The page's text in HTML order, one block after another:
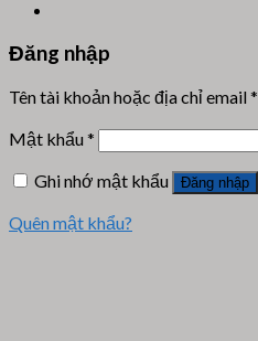
Đăng nhập
Tên tài khoản hoặc địa chỉ email*
Mật khẩu*
Ghi nhớ mật khẩu
Đăng nhập
Quên mật khẩu?